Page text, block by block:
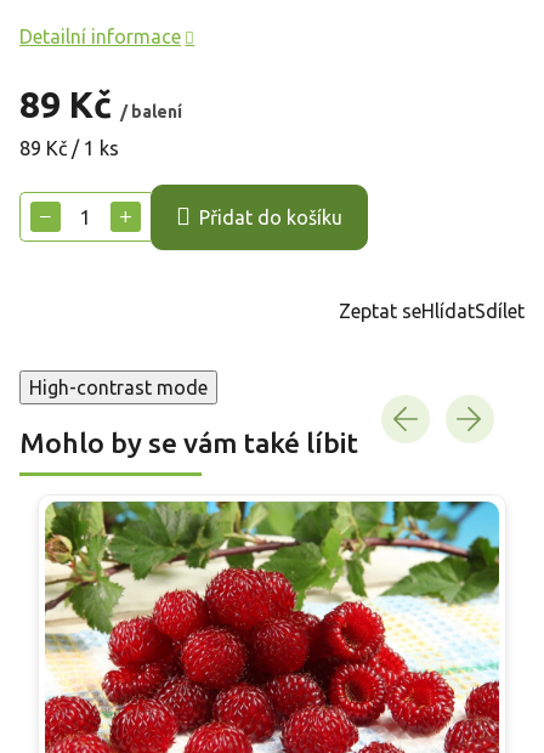
89 Kč / balení
Měrná
89 Kč / 1 ks
+
− Přidat do košíku
Detailní informace
Zeptat seHlídatSdílet
High-contrast mode
Mohlo by se vám také líbit